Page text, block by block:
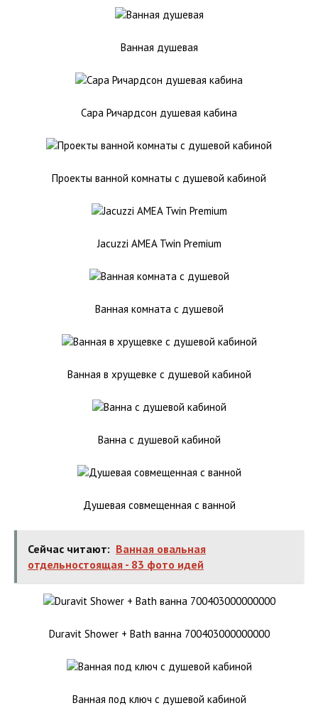
Ванная душевая
Сара Ричардсон душевая кабина
Проекты ванной комнаты с душевой кабиной
Jacuzzi AMEA Twin Premium
Ванная комната с душевой
Ванная в хрущевке с душевой кабиной
Ванна с душевой кабиной
Душевая совмещенная с ванной
Сейчас читают: Ванная овальная
отдельностоящая - 83 фото идей
Duravit Shower + Bath ванна 700403000000000
Ванная под ключ с душевой кабиной